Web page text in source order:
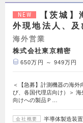
NEW
【茨城
外現地法人、
海外営業
株式会社東京精密
650万円 ～ 949万円
＜【急募】計測機器の海外
び、各国代理店向け）＞
向けへの製品Ｐ…
会社概要
半導体製造装